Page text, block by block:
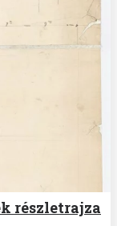
részletrajza